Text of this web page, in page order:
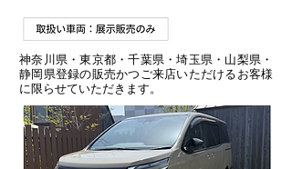
神奈川県・東京都・千葉県・埼玉県・山梨県・
静岡県登録の販売かつご来店いただけるお客様
に限らせていただきます。